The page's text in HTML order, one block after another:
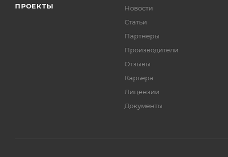
ПРОЕКТЫ
Новости
Статьи
Партнеры
Производители
Отзывы
Карьера
Лицензии
Документы